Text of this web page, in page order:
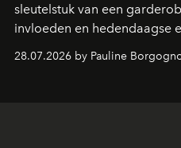
sleutelstuk van een
invloeden en hedendaagse
28.07.2026 by Pauline